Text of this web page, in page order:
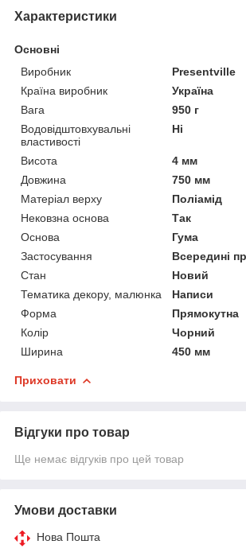
Характеристики
Основні
Виробник
Presentville
Країна виробник
Україна
Вага
950 г
Водовідштовхувальні
властивості
Ні
Висота
4 мм
Довжина
750 мм
Матеріал верху
Поліамід
Нековзна основа
Так
Основа
Гума
Застосування
Всередині
Стан
Новий
Тематика декору, малюнка
Написи
Форма
Прямокутна
Колір
Чорний
Ширина
450 мм
Приховати
Відгуки про товар
Ще немає відгуків про цей товар
Умови доставки
Нова Пошта